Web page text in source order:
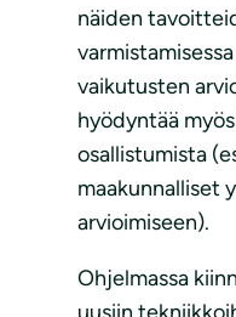
näiden
vaikutusten
hyödyntää
osallistumista
maakunnalliset
arvioimiseen).
Ohjelmassa